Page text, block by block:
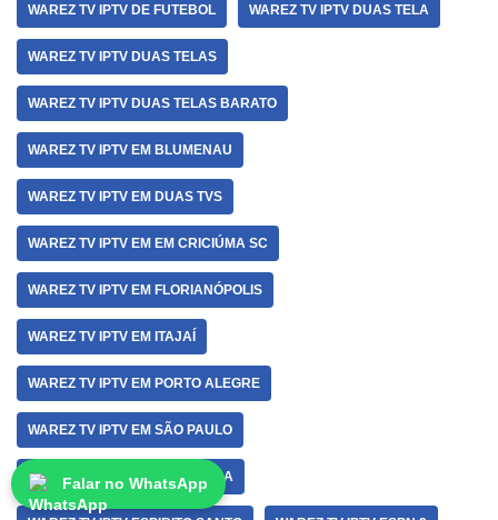
WAREZ TV IPTV DE FUTEBOL WAREZ TV IPTV DUAS TELA
WAREZ TV IPTV DUAS TELAS
WAREZ TV IPTV DUAS TELAS BARATO
WAREZ TV IPTV EM BLUMENAU
WAREZ TV IPTV EM DUAS TVS
WAREZ TV IPTV EM EM CRICIÚMA SC
WAREZ TV IPTV EM FLORIANÓPOLIS
WAREZ TV IPTV EM ITAJAÍ
WAREZ TV IPTV EM PORTO ALEGRE
WAREZ TV IPTV EM SÃO PAULO
WAREZ TV IPTV EM SOROCABA
Falar no WhatsApp